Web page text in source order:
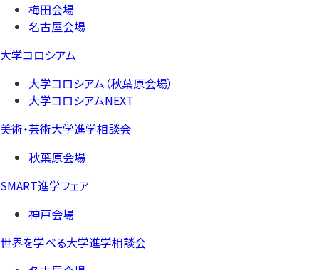
梅田会場
名古屋会場
大学コロシアム
大学コロシアム（秋葉原会場）
大学コロシアムNEXT
美術・芸術大学進学相談会
秋葉原会場
SMART進学フェア
神戸会場
世界を学べる大学進学相談会